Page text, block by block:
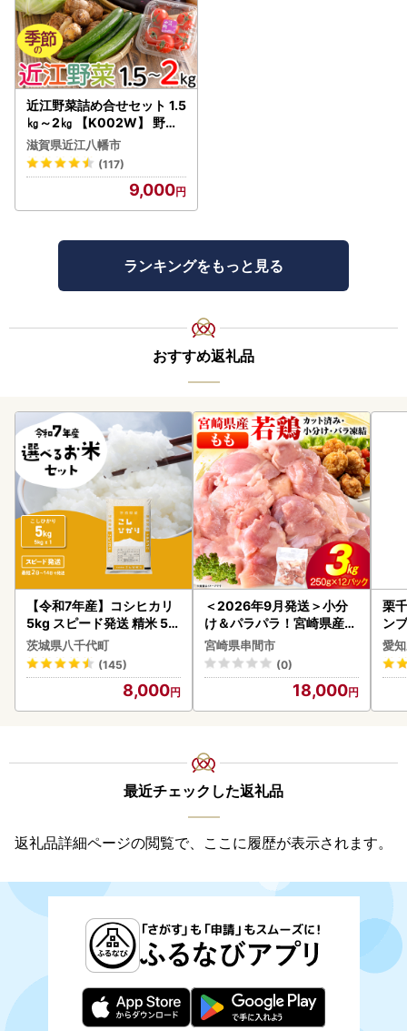
近江野菜詰め合せセット 1.5
㎏～2㎏ 【K002W】 野菜
旬 新鮮
滋賀県近江八幡市
(117)
9,000
ランキングをもっと見る
おすすめ返礼品
【令和7年産】コシヒカリ
5kg スピード発送 精米 5k
g x 1袋 白米 茨城県 八千代
町
茨城県八千代町
(145)
8,000
＜2026年9月発送＞小分
け＆パラパラ！宮崎県産鶏
ももカット合計3kg_K043
-009-2609
宮崎県串間市
(0)
18,000
栗
ン
デ
愛
最近チェックした返礼品
返礼品詳細ページの閲覧で、ここに履歴が表示されます。